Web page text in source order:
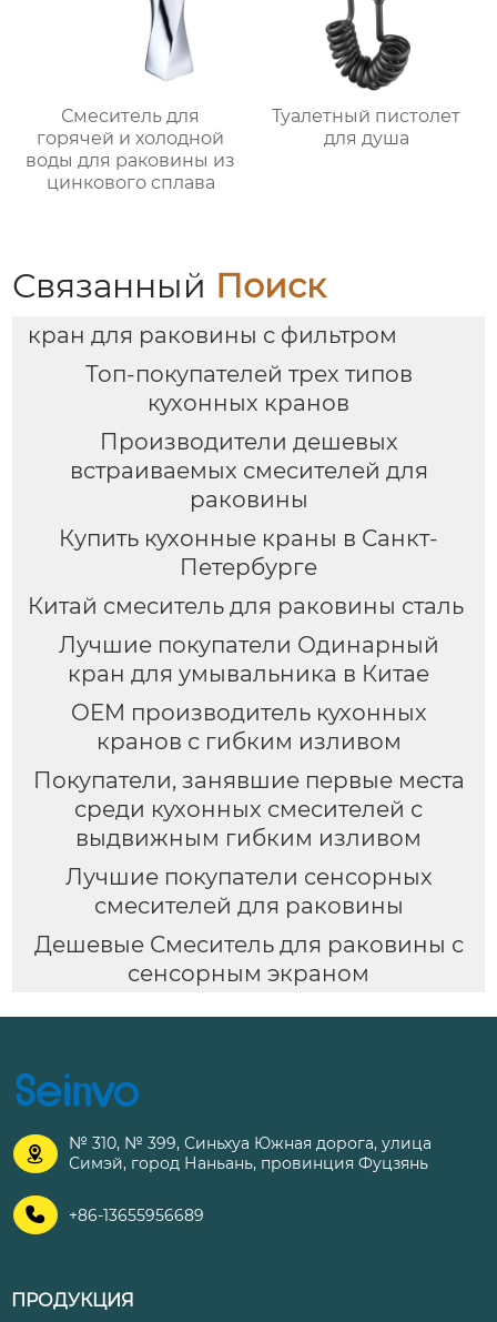
Смеситель для
горячей и холодной
воды для раковины из
цинкового сплава
Туалетный пистолет
для душа
Связанный Поиск
кран для раковины с фильтром
Топ-покупателей трех типов
кухонных кранов
Производители дешевых
встраиваемых смесителей для
раковины
Купить кухонные краны в Санкт-
Петербурге
Китай смеситель для раковины сталь
Лучшие покупатели Одинарный
кран для умывальника в Китае
OEM производитель кухонных
кранов с гибким изливом
Покупатели, занявшие первые места
среди кухонных смесителей с
выдвижным гибким изливом
Лучшие покупатели сенсорных
смесителей для раковины
Дешевые Смеситель для раковины с
сенсорным экраном

№ 310, № 399, Синьхуа Южная дорога, улица
Симэй, город Наньань, провинция Фуцзянь
 +86-13655956689
ПРОДУКЦИЯ